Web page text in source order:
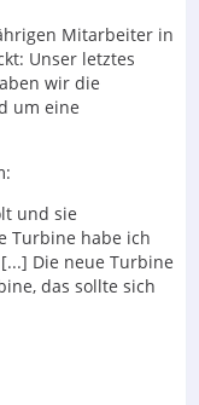
Mitarbeiter in
Unser letztes
wir die
um eine
und sie
Turbine habe ich
Die neue Turbine
das sollte sich